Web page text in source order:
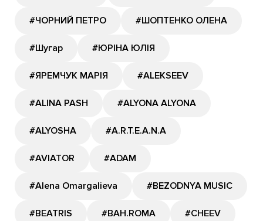
#ЧОРНИЙ ПЕТРО #ШОПТЕНКО ОЛЕНА
#Шугар #ЮРІНА ЮЛІЯ
#ЯРЕМЧУК МАРІЯ #ALEKSEEV
#ALINA PASH #ALYONA ALYONA
#ALYOSHA #A.R.T.E.A.N.A
#AVIATOR #ADAM
#Alena Omargalieva #BEZODNYA MUSIC
#BEATRIS #BAH.ROMA #CHEEV